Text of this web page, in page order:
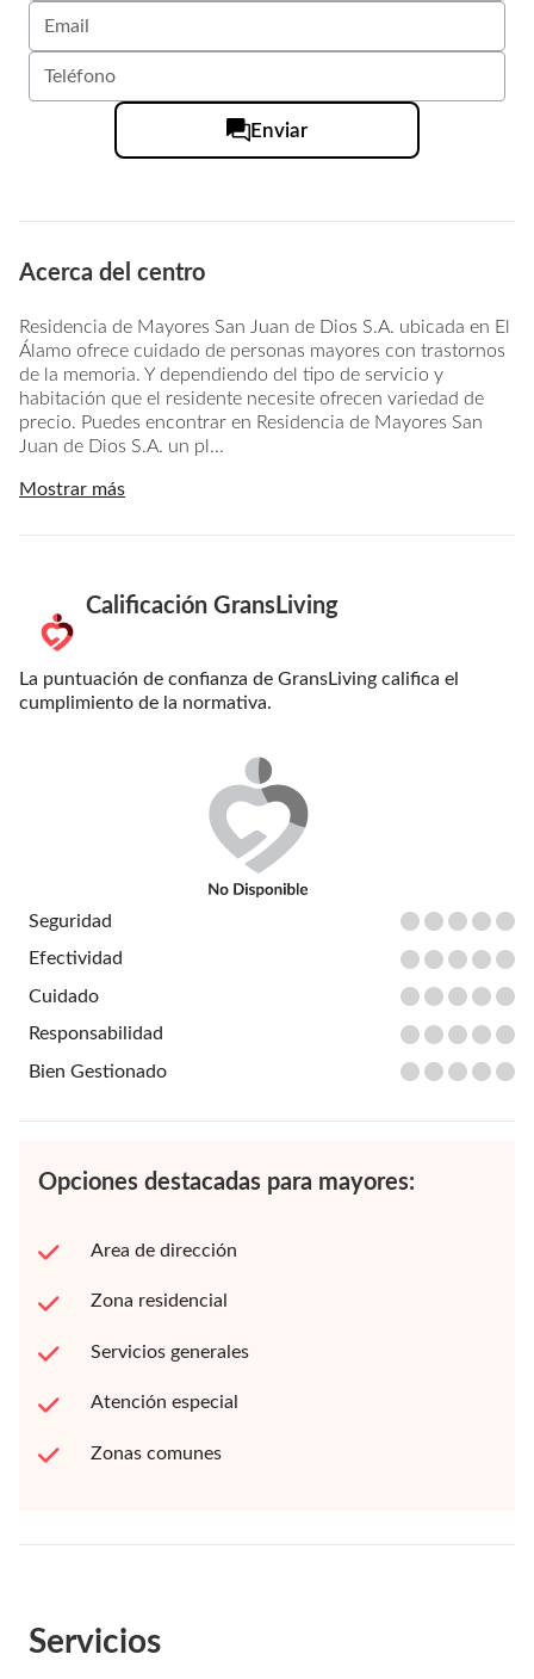
Enviar
Acerca del centro
Residencia de Mayores San Juan de Dios S.A. ubicada en El
Álamo ofrece cuidado de personas mayores con trastornos
de la memoria. Y dependiendo del tipo de servicio y
habitación que el residente necesite ofrecen variedad de
precio. Puedes encontrar en Residencia de Mayores San
Juan de Dios S.A. un pl...
Mostrar más
Calificación GransLiving
La puntuación de confianza de GransLiving califica el
cumplimiento de la normativa.
Seguridad
Efectividad
Cuidado
Responsabilidad
Bien Gestionado
Opciones destacadas para mayores:
Area de dirección
Zona residencial
Servicios generales
Atención especial
Zonas comunes
Servicios